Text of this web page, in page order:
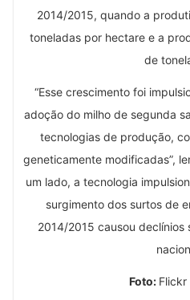
2014/2015, quando a
toneladas por hectare e a
de
“Esse crescimento foi
adoção do milho de segunda
tecnologias de produção,
geneticamente modificadas”,
um lado, a tecnologia
surgimento dos surtos de
2014/2015 causou
Foto: Flickr